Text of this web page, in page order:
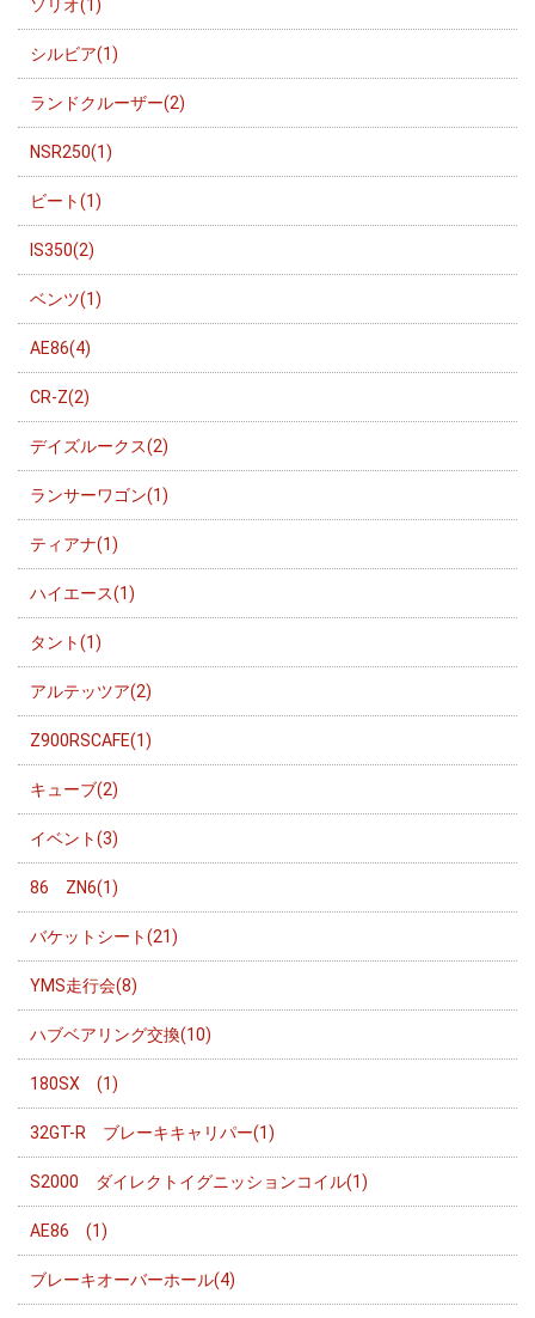
ソリオ(1)
シルビア(1)
ランドクルーザー(2)
NSR250(1)
ビート(1)
IS350(2)
ベンツ(1)
AE86(4)
CR-Z(2)
デイズルークス(2)
ランサーワゴン(1)
ティアナ(1)
ハイエース(1)
タント(1)
アルテッツア(2)
Z900RSCAFE(1)
キューブ(2)
イベント(3)
86 ZN6(1)
バケットシート(21)
YMS走行会(8)
ハブベアリング交換(10)
180SX (1)
32GT-R ブレーキキャリパー(1)
S2000 ダイレクトイグニッションコイル(1)
AE86 (1)
ブレーキオーバーホール(4)